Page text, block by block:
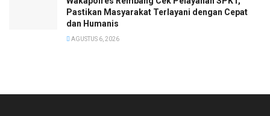
Pastikan Masyarakat Terlayani dengan Cepat
dan Humanis
AGUSTUS 6, 2026